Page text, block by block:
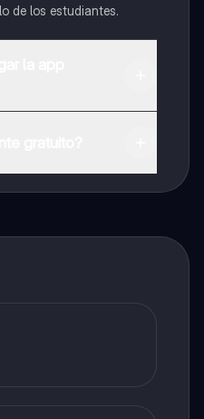
de los estudiantes.